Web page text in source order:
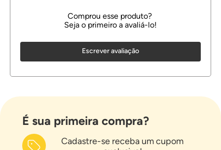
Escrever avaliação
É sua primeira compra?
Cadastre-se receba um cupom